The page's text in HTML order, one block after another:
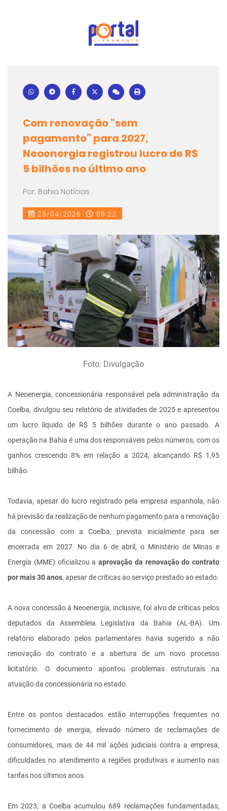
Com renovação “sem
pagamento” para 2027,
Neoenergia registrou lucro de R$
5 bilhões no último ano
Por: Bahia Notícias
23/04/2026 08:22
Foto: Divulgação
A Neoenergia, concessionária responsável pela administração da
Coelba, divulgou seu relatório de atividades de 2025 e apresentou
um lucro líquido de R$ 5 bilhões durante o ano passado. A
operação na Bahia é uma dos responsáveis pelos números, com os
ganhos crescendo 8% em relação a 2024, alcançando R$ 1,95
bilhão.
Todavia, apesar do lucro registrado pela empresa espanhola, não
há previsão da realização de nenhum pagamento para a renovação
da concessão com a Coelba, prevista inicialmente para ser
encerrada em 2027. No dia 6 de abril, o Ministério de Minas e
Energia (MME) oficializou a aprovação da renovação do contrato
por mais 30 anos, apesar de críticas ao serviço prestado ao estado.
A nova concessão à Neoenergia, inclusive, foi alvo de críticas pelos
deputados da Assembleia Legislativa da Bahia (AL-BA). Um
relatório elaborado pelos parlamentares havia sugerido a não
renovação do contrato e a abertura de um novo processo
licitatório. O documento apontou problemas estruturais na
atuação da concessionária no estado.
Entre os pontos destacados estão interrupções frequentes no
fornecimento de energia, elevado número de reclamações de
consumidores, mais de 44 mil ações judiciais contra a empresa,
dificuldades no atendimento a regiões produtivas e aumento nas
tarifas nos últimos anos.
Em 2023, a Coelba acumulou 689 reclamações fundamentadas,